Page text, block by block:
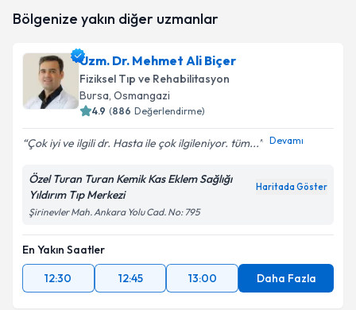
takvimi talebi oluşturun. Size bu uzmandan randevu
bilgilendireceğiz.
E-posta Adresiniz
Metni'ni okudum ve kişisel verilerimin belirtilen
kapsamda işlenmesini kabul ediyorum.
Bölgenize yakın diğer uzmanlar
Uzm. Dr. Mehmet Ali Biçer
Fiziksel Tıp ve Rehabilitasyon
Bursa, Osmangazi
4.9 (886 Değerlendirme)
Çok iyi ve ilgili dr. Hasta ile çok ilgileniyor. tüm... Devamı
Özel Turan Turan Kemik Kas Eklem Sağlığı
Yıldırım Tıp Merkezi
Haritada Göster
Şirinevler Mah. Ankara Yolu Cad. No: 795
En Yakın Saatler
12:30
12:45 13:00 Daha Fazla